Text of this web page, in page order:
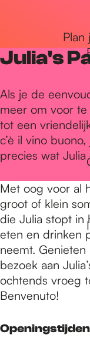
Plan
Julia's
Als je de
meer om voor te
tot een
c’è il vino
precies wat Julia
Met oog voor al
groot of klein
die Julia stopt in
eten en drinken
neemt.
bezoek aan
ochtends vroeg
Benvenuto!
Openingstijden